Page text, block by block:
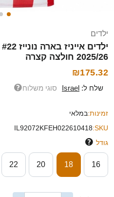
ילדים
2025/26 חולצה קצרה
₪175.32
שלח ל: Israel סוגי משלוח
זמינות:במלאי
SKU:
IL92072KFEH022610418
גודל
16
18
20
22